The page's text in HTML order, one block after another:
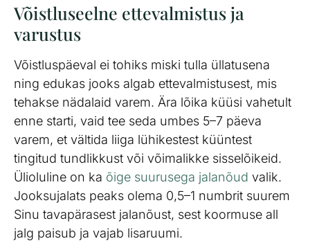
Võistluseelne ettevalmistus ja
varustus
Võistluspäeval ei tohiks miski tulla üllatusena
ning edukas jooks algab ettevalmistusest, mis
tehakse nädalaid varem. Ära lõika küüsi vahetult
enne starti, vaid tee seda umbes 5–7 päeva
varem, et vältida liiga lühikestest küüntest
tingitud tundlikkust või võimalikke sisselõikeid.
Ülioluline on ka õige suurusega jalanõud valik.
Jooksujalats peaks olema 0,5–1 numbrit suurem
Sinu tavapärasest jalanõust, sest koormuse all
jalg paisub ja vajab lisaruumi.